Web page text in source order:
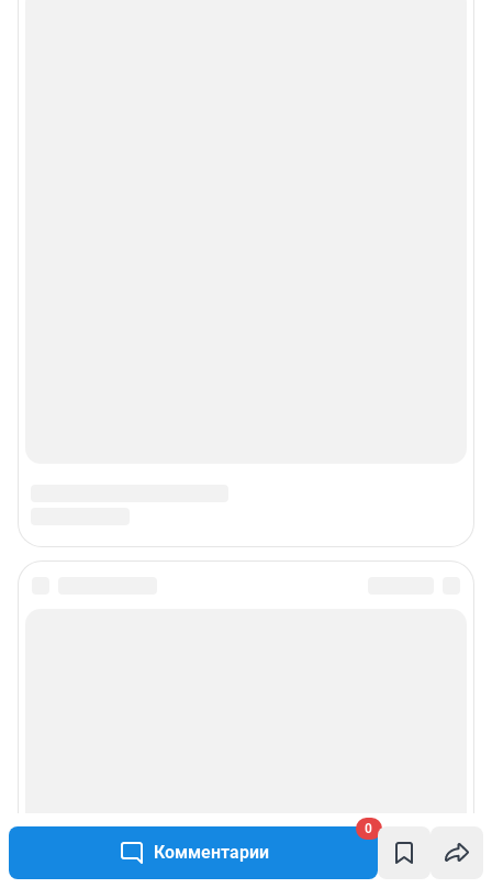
Комментарии
0